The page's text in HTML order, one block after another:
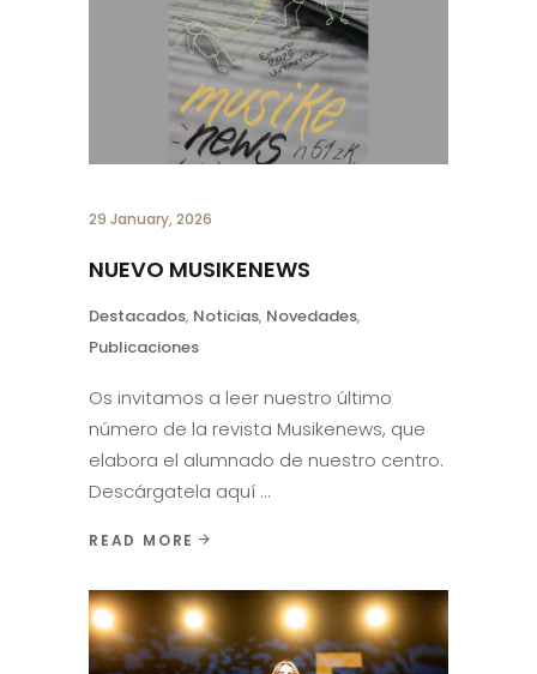
29 January, 2026
NUEVO MUSIKENEWS
Destacados, Noticias, Novedades,
Publicaciones
Os invitamos a leer nuestro último
número de la revista Musikenews, que
elabora el alumnado de nuestro centro.
Descárgatela aquí
READ MORE